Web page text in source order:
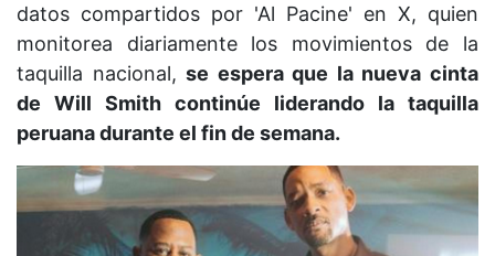
datos compartidos por 'Al Pacine' en X, quien
monitorea diariamente los movimientos de la
taquilla nacional,se espera que la nueva cinta
de Will Smith continúe liderando la taquilla
peruana durante el fin de semana.